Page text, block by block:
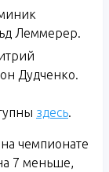
Леммерер.
Дудченко.
здесь.
чемпионате
7 меньше,